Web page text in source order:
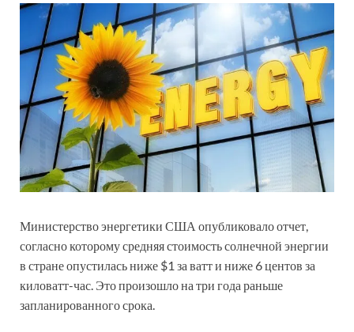
Министерство энергетики США опубликовало отчет,
согласно которому средняя стоимость солнечной энергии
в стране опустилась ниже $1 за ватт и ниже 6 центов за
киловатт-час. Это произошло на три года раньше
запланированного срока.